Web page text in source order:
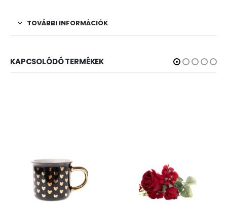
TOVÁBBI INFORMÁCIÓK
KAPCSOLÓDÓ TERMÉKEK